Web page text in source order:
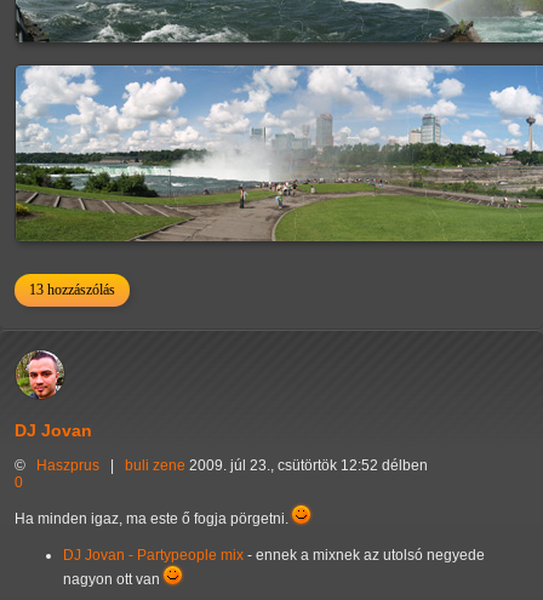
13 hozzászólás
DJ Jovan
© Haszprus buli zene 2009. júl 23., csütörtök 12:52 délben
0
Ha minden igaz, ma este ő fogja pörgetni.
DJ Jovan - Partypeople mix - ennek a mixnek az utolsó negyede
nagyon ott van